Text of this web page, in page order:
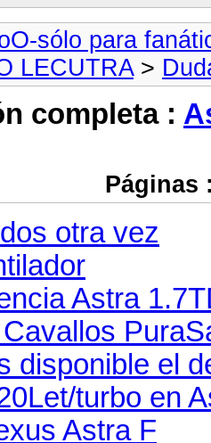
sólo para
LECUTRA>
completa :
Páginas
otra vez
Astra
disponible el
turbo en
Astra F